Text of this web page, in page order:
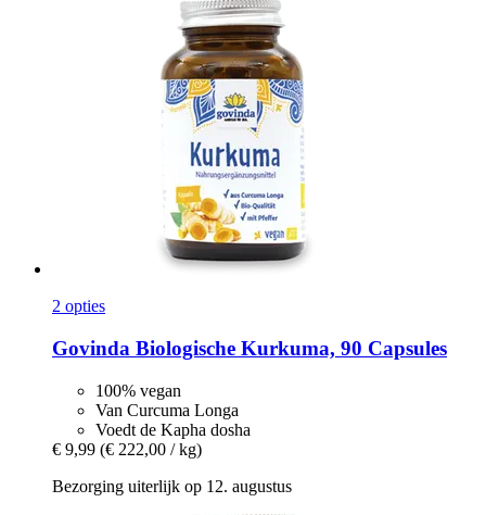
2 opties
Govinda Biologische Kurkuma, 90 Capsules
100% vegan
Van Curcuma Longa
Voedt de Kapha dosha
€ 9,99 (€ 222,00 / kg)
Bezorging uiterlijk op 12. augustus